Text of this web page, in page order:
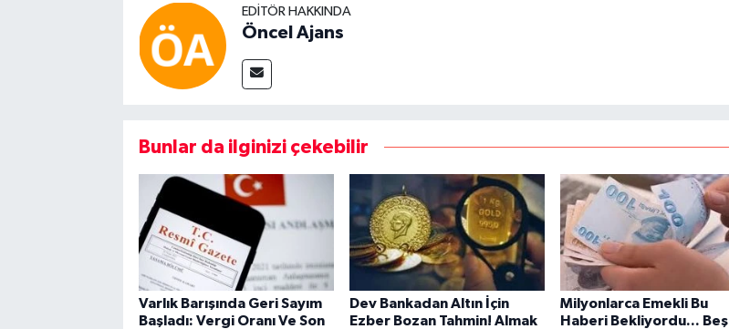
EDITÖR HAKKINDA
Öncel Ajans
Bunlar da ilginizi çekebilir
Varlık Barışında Geri Sayım
Başladı: Vergi Oranı Ve Son
Dev Bankadan Altın İçin
Ezber Bozan Tahmin! Almak
Milyonlarca Emekli Bu
Haberi Bekliyordu... Beş